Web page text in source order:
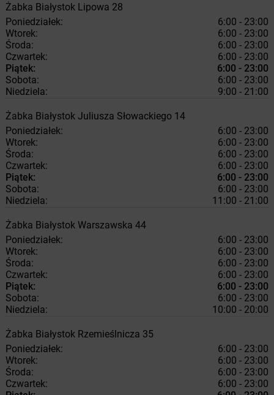
Żabka Białystok Lipowa 28
Poniedziałek:
6:00 - 23:00
Wtorek:
6:00 - 23:00
Środa:
6:00 - 23:00
Czwartek:
6:00 - 23:00
Piątek:
6:00 - 23:00
Sobota:
6:00 - 23:00
Niedziela:
9:00 - 21:00
Żabka Białystok Juliusza Słowackiego 14
Poniedziałek:
6:00 - 23:00
Wtorek:
6:00 - 23:00
Środa:
6:00 - 23:00
Czwartek:
6:00 - 23:00
Piątek:
6:00 - 23:00
Sobota:
6:00 - 23:00
Niedziela:
11:00 - 21:00
Żabka Białystok Warszawska 44
Poniedziałek:
6:00 - 23:00
Wtorek:
6:00 - 23:00
Środa:
6:00 - 23:00
Czwartek:
6:00 - 23:00
Piątek:
6:00 - 23:00
Sobota:
6:00 - 23:00
Niedziela:
10:00 - 20:00
Żabka Białystok Rzemieślnicza 35
Poniedziałek:
6:00 - 23:00
Wtorek:
6:00 - 23:00
Środa:
6:00 - 23:00
Czwartek:
6:00 - 23:00